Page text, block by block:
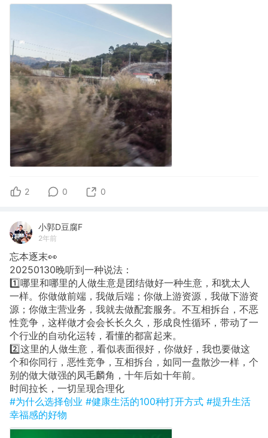
2 0 0
小郭D豆腐F
2年前
忘本逐末👀
20250130​晚听到一种说法：
1️⃣哪里和哪里的人做生意是团结做好一种生意，和犹太人
一样。你做做前端，我做后端；你做上游资源，我做下游资
源；你做主营业务，我就去做配套服务。不互相拆台，不恶
性竞争，这样做才会会长长久久，形成良性循环，带动了一
个行业的自动化运转，看懂的都富起来。
2️⃣​这里的人做生意，看似表面很好，你做好，我也要做这
个和你同行，恶性竞争，互相拆台，如同一盘散沙一样，个
别的做大做强的凤毛麟角，十年后如十年前。
时间拉长，一切呈现合理化
#为什么选择创业 #健康生活的100种打开方式 #提升生活
幸福感的好物